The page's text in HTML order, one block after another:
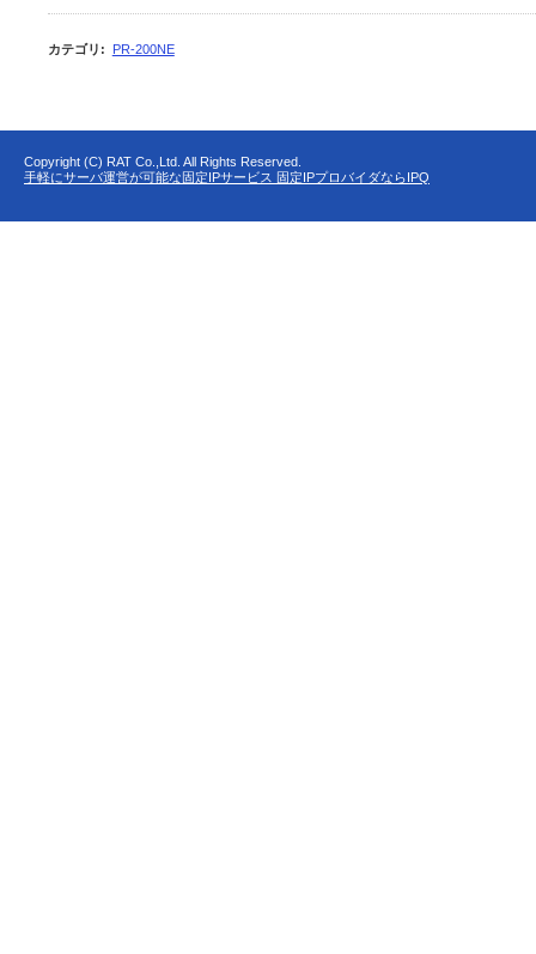
カテゴリ : PR-200NE
Copyright (C) RAT Co.,Ltd. All Rights Reserved.
手軽にサーバ運営が可能な固定IPサービス 固定IPプロバイダならIPQ